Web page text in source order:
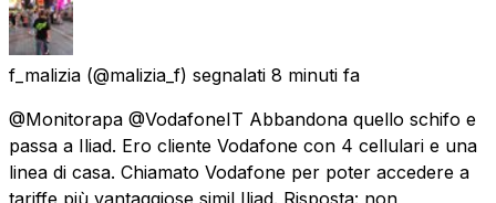
f_malizia (@malizia_f) segnalati 8 minuti fa
@Monitorapa @VodafoneIT Abbandona quello schifo e
passa a Iliad. Ero cliente Vodafone con 4 cellulari e una
linea di casa. Chiamato Vodafone per poter accedere a
tariffe più vantaggiose simil Iliad. Risposta: non